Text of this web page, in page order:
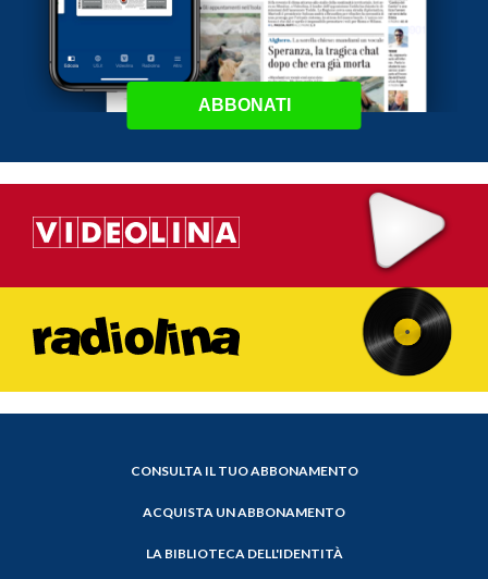
ABBONATI
CONSULTA IL TUO ABBONAMENTO
ACQUISTA UN ABBONAMENTO
LA BIBLIOTECA DELL'IDENTITÀ